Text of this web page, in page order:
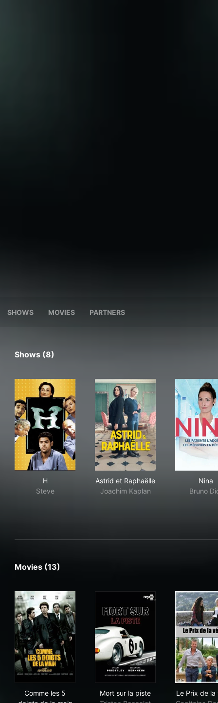
SHOWS MOVIES PARTNERS
Shows (8)
H
Steve
Astrid et Raphaëlle
Joachim Kaplan
Nina
Bruno
Movies (13)
Comme les 5
Mort sur la piste
Le Prix de la